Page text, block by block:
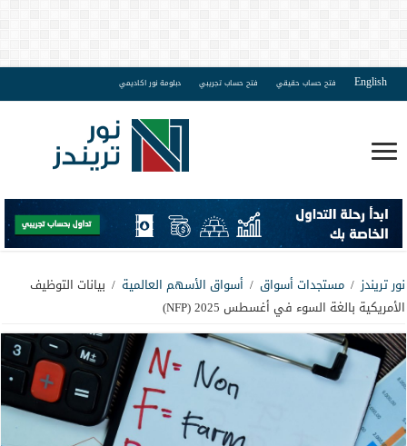
English فتح حساب حقيقي فتح حساب تجريبي دبلومة نور اكاديمي
نور تريندز / مستجدات أسواق / أسواق الأسهم العالمية / بيانات التوظيف
الأمريكية بالغة السوء في أغسطس 2025 (NFP)